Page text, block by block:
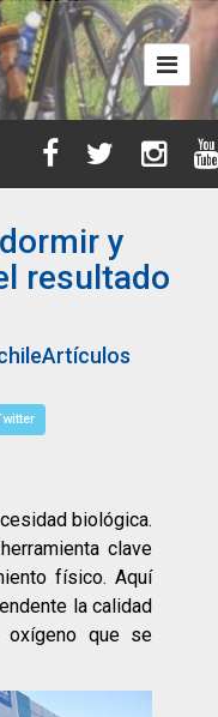
y
resultado
biológica.
clave
físico. Aquí
la calidad
que se